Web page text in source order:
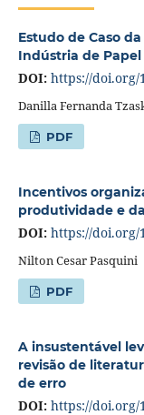
Estudo de Caso
Indústria de Papel
DOI: https://doi.org/
Danilla Fernanda
PDF
Incentivos
produtividade e
DOI: https://doi.org/
Nilton Cesar Pasquini
PDF
A insustentável
revisão de
de erro
DOI: https://doi.org/